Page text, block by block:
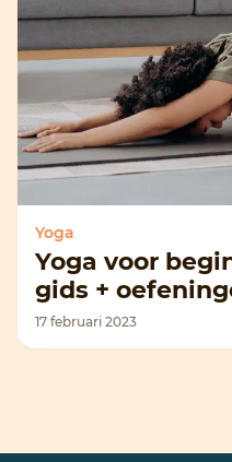
Yoga
Yoga voor
gids +
17 februari 2023